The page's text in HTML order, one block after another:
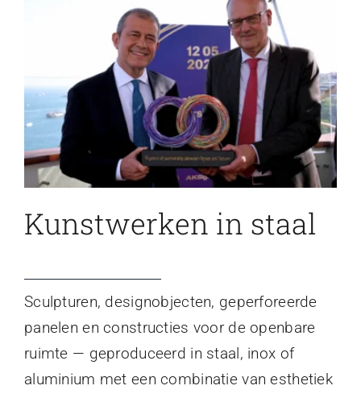
Kunstwerken in staal
Sculpturen, designobjecten, geperforeerde
panelen en constructies voor de openbare
ruimte — geproduceerd in staal, inox of
aluminium met een combinatie van esthetiek